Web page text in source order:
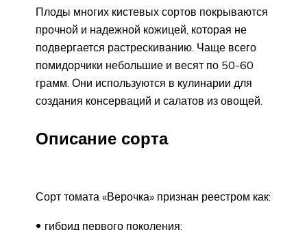
Плоды многих кистевых сортов покрываются
прочной и надежной кожицей, которая не
подвергается растрескиванию. Чаще всего
помидорчики небольшие и весят по 50-60
грамм. Они используются в кулинарии для
создания консерваций и салатов из овощей.
Описание сорта
Сорт томата «Верочка» признан реестром как:
гибрид первого поколения;